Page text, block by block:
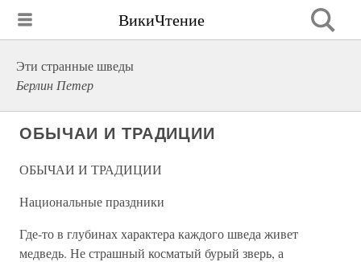
ВикиЧтение
Эти странные шведы
Берлин Петер
ОБЫЧАИ И ТРАДИЦИИ
ОБЫЧАИ И ТРАДИЦИИ
Национальные праздники
Где-то в глубинах характера каждого шведа живет
медведь. Не страшный косматый бурый зверь, а